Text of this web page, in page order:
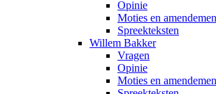
Opinie
Moties en
Spreekteksten
Willem Bakker
Vragen
Opinie
Moties en